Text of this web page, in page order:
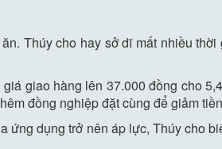
Thúy cho hay sở dĩ mất nhiều
giao hàng lên 37.000 đồng cho
đồng nghiệp đặt cùng để giảm
ứng dụng trở nên áp lực, Thúy cho